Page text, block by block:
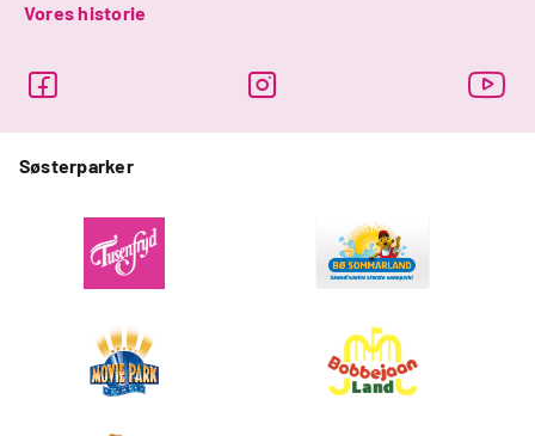
Vores historie
Søsterparker